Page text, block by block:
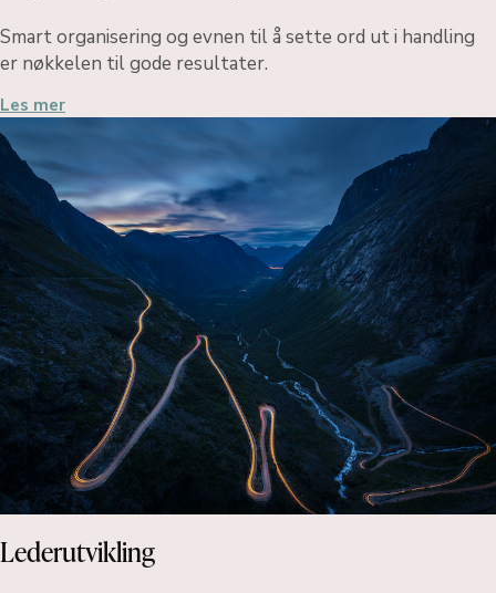
Smart organisering og evnen til å sette ord ut i handling
er nøkkelen til gode resultater.
Les mer
Lederutvikling